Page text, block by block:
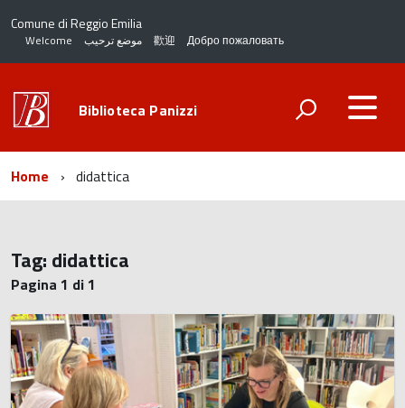
Comune di Reggio Emilia
Welcome موضع ترحيب 歡迎 Добро пожаловать
Biblioteca Panizzi
Home didattica
Tag: didattica
Pagina 1 di 1